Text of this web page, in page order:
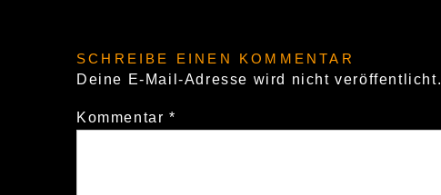
SCHREIBE EINEN KOMMENTAR
Deine E-Mail-Adresse wird nicht veröffentlicht.
Kommentar *